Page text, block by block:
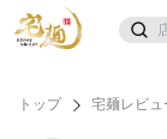
トップ 宅麺レビュ